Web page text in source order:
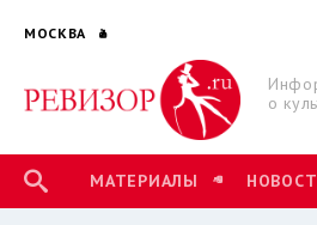
МОСКВА
о
МАТЕРИАЛЫ